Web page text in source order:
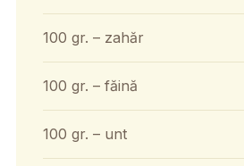
100 gr. – zahăr
100 gr. – făină
100 gr. – unt